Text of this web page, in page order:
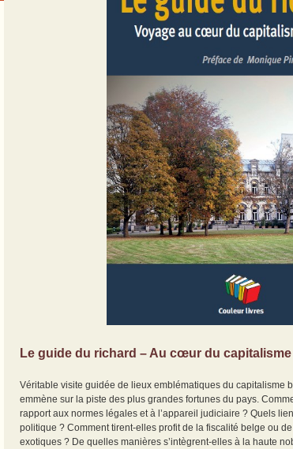
Le guide du richard – Au cœur du
Véritable visite guidée de lieux emblématiques du capitalisme
emmène sur la piste des plus grandes fortunes du pays.
rapport aux normes légales et à l’appareil judiciaire ? Quels
politique ? Comment tirent-elles profit de la fiscalité belge ou
exotiques ? De quelles manières s’intègrent-elles à la haute